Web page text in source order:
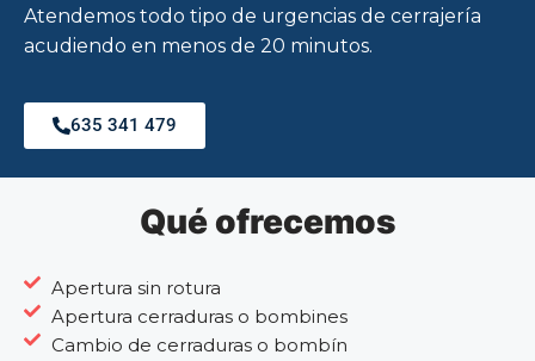
Atendemos todo tipo de urgencias de cerrajería
acudiendo en menos de 20 minutos.
635 341 479
Qué ofrecemos
Apertura sin rotura
Apertura cerraduras o bombines
Cambio de cerraduras o bombín